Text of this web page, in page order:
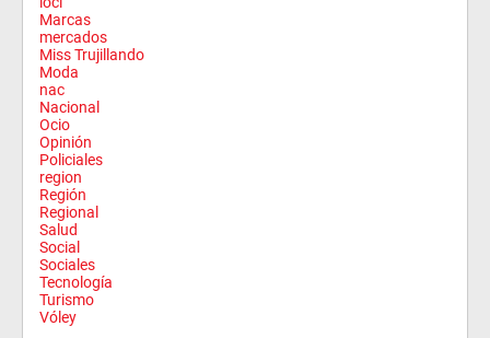
Marcas
mercados
Miss Trujillando
Moda
nac
Nacional
Ocio
Opinión
Policiales
region
Región
Regional
Salud
Social
Sociales
Tecnología
Turismo
Vóley